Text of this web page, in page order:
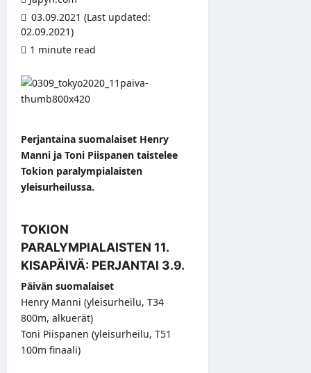
03.09.2021 (Last updated:
02.09.2021)
1 minute read
Perjantaina suomalaiset Henry
Manni ja Toni Piispanen taistelee
Tokion paralympialaisten
yleisurheilussa.
TOKION
PARALYMPIALAISTEN 11.
KISAPÄIVÄ: PERJANTAI 3.9.
Päivän suomalaiset
Henry Manni (yleisurheilu, T34
800m, alkuerät)
Toni Piispanen (yleisurheilu, T51
100m finaali)